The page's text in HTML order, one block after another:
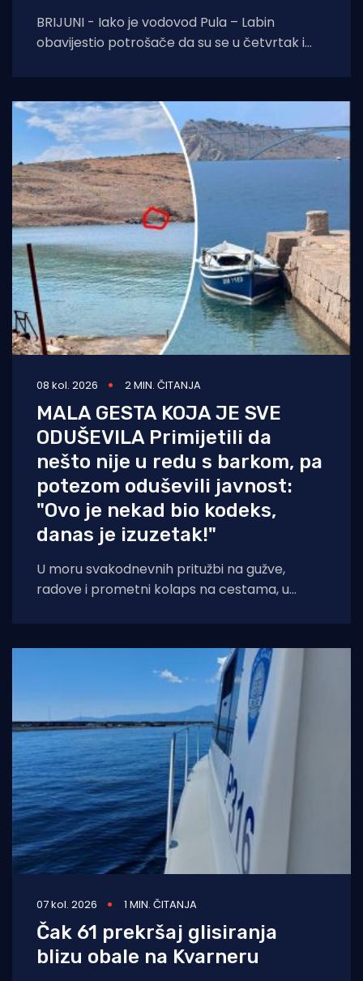
BRIJUNI - Iako je vodovod Pula – Labin
obavijestio potrošače da su se u četvrtak i
08 kol. 2026 2 MIN. ČITANJA
MALA GESTA KOJA JE SVE
ODUŠEVILA Primijetili da
nešto nije u redu s barkom, pa
potezom oduševili javnost:
"Ovo je nekad bio kodeks,
danas je izuzetak!"
U moru svakodnevnih pritužbi na gužve,
radove i prometni kolaps na cestama, u
07 kol. 2026 1 MIN. ČITANJA
Čak 61 prekršaj glisiranja
blizu obale na Kvarneru